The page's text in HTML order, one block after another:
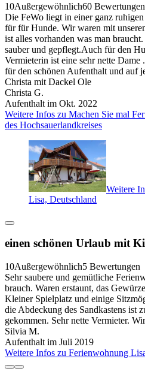
10Außergewöhnlich60 Bewertungen
Die FeWo liegt in einer ganz
für für Hunde. Wir waren mit
ist alles vorhanden was man
sauber und gepflegt.Auch für den
Vermieterin ist eine sehr nette
für den schönen Aufenthalt und auf
Christa mit Dackel Ole
Christa G.
Aufenthalt im Okt. 2022
Weitere Infos zu Machen Sie mal
des Hochsauerlandkreises
Weitere
Lisa, Deutschland
einen schönen Urlaub mit
10Außergewöhnlich5 Bewertungen
Sehr saubere und gemütliche
brauch. Waren erstaunt, das
Kleiner Spielplatz und einige
die Abdeckung des Sandkastens ist
gekommen. Sehr nette Vermieter.
Silvia M.
Aufenthalt im Juli 2019
Weitere Infos zu Ferienwohnung